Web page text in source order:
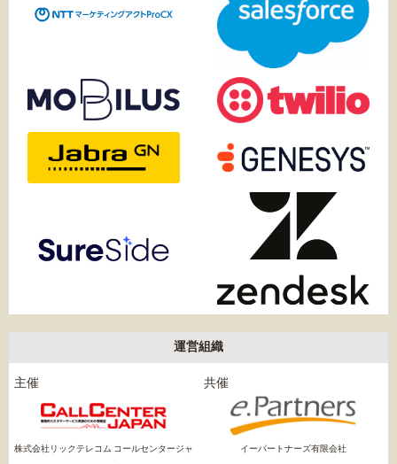
運営組織
主催
株式会社リックテレコム コールセンタージャ
共催
イーパートナーズ有限会社